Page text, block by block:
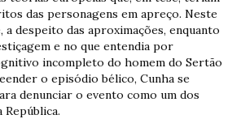
das personagens em apreço. Neste
a despeito das aproximações, enquanto
e no que entendia por
incompleto do homem do Sertão
o episódio bélico, Cunha se
denunciar o evento como um dos